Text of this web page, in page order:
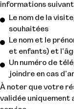
informations
Le nom de la
souhaitées
Le nom et le
et enfants) et
Un numéro de
joindre en cas
À noter que votre
validée uniquement